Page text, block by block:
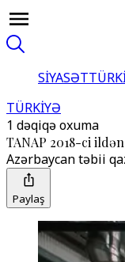
SİYASƏT
TÜRKİYƏ
1 dəqiqə oxuma
TANAP 2018-ci
Azərbaycan təbii
Paylaş